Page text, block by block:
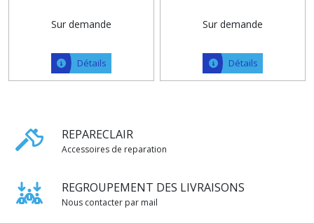
Sur demande
Détails
mesure maxi 50 cm
Sur demande
Détails
REPARECLAIR
Accessoires de reparation
REGROUPEMENT DES LIVRAISONS
Nous contacter par mail